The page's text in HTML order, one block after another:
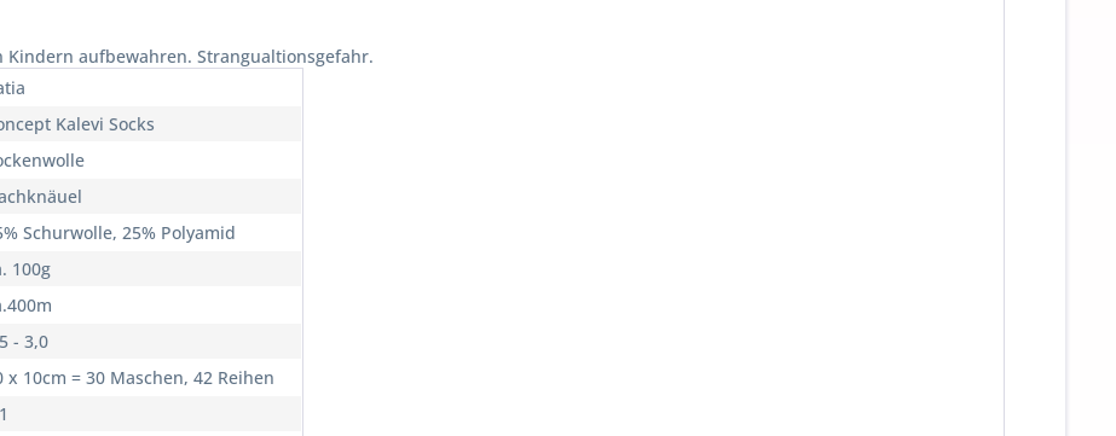
aufbewahren. Strangualtionsgefahr.
Kalevi Socks
Schurwolle, 25% Polyamid
100g
- 3,0
x 10cm = 30 Maschen, 42 Reihen